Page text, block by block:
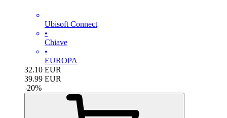
Ubisoft Connect
•
Chiave
•
EUROPA
32.10 EUR
39.99 EUR
-20%